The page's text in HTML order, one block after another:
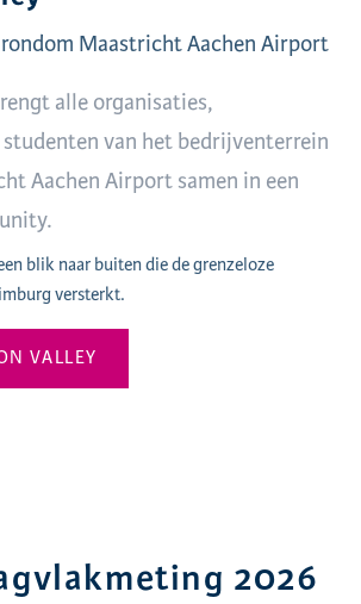
Maastricht Aachen Airport
alle organisaties,
van het bedrijventerrein
Aachen Airport samen in een
blik naar buiten die de grenzeloze
versterkt.
VALLEY
2026